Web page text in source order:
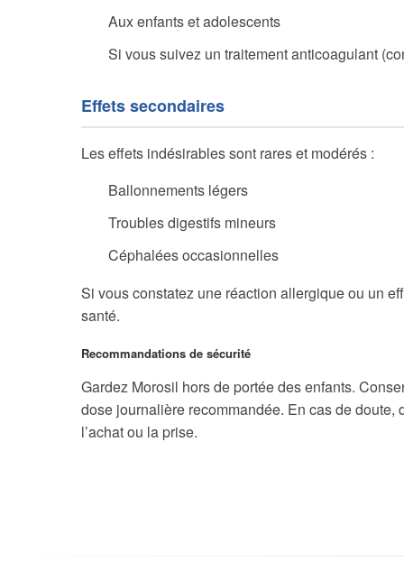
Aux enfants et adolescents
Si vous suivez un traitement anticoagulant
Effets secondaires
Les effets indésirables sont rares et modérés :
Ballonnements légers
Troubles digestifs mineurs
Céphalées occasionnelles
Si vous constatez une réaction allergique ou un
santé.
Recommandations de sécurité
Gardez Morosil hors de portée des enfants.
dose journalière recommandée. En cas de
l’achat ou la prise.